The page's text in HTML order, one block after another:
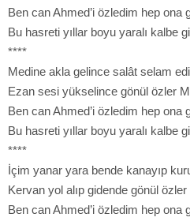
Ben can Ahmed’i özledim hep ona
Bu hasreti yıllar boyu yaralı kalbe
****
Medine akla gelince salât selam
Ezan sesi yükselince gönül özler
Ben can Ahmed’i özledim hep ona
Bu hasreti yıllar boyu yaralı kalbe
****
İçim yanar yara bende kanayıp
Kervan yol alıp gidende gönül özler
Ben can Ahmed’i özledim hep ona